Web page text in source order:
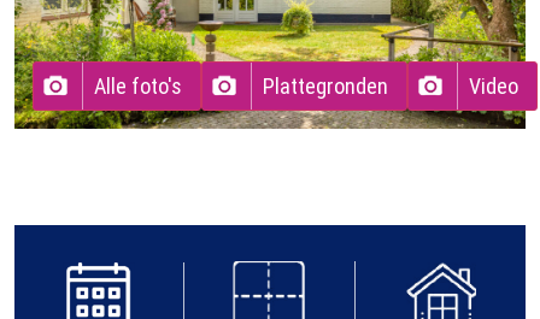
Alle foto's Plattegronden Video